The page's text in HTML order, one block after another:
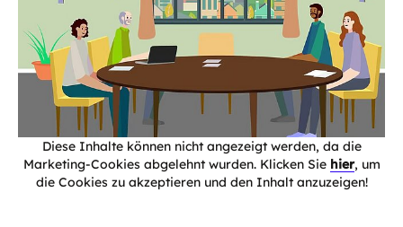
Diese Inhalte können nicht angezeigt werden, da die
Marketing-Cookies abgelehnt wurden. Klicken Sie hier, um
die Cookies zu akzeptieren und den Inhalt anzuzeigen!